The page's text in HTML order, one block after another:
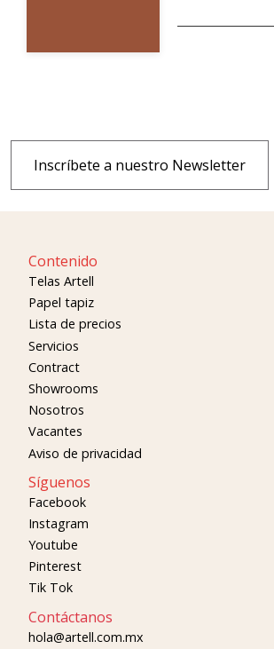
Inscríbete a nuestro Newsletter
Contenido
Telas Artell
Papel tapiz
Lista de precios
Servicios
Contract
Showrooms
Nosotros
Vacantes
Aviso de privacidad
Síguenos
Facebook
Instagram
Youtube
Pinterest
Tik Tok
Contáctanos
hola@artell.com.mx